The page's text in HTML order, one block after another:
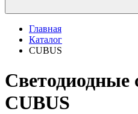
Главная
Каталог
CUBUS
Светодиодные
CUBUS